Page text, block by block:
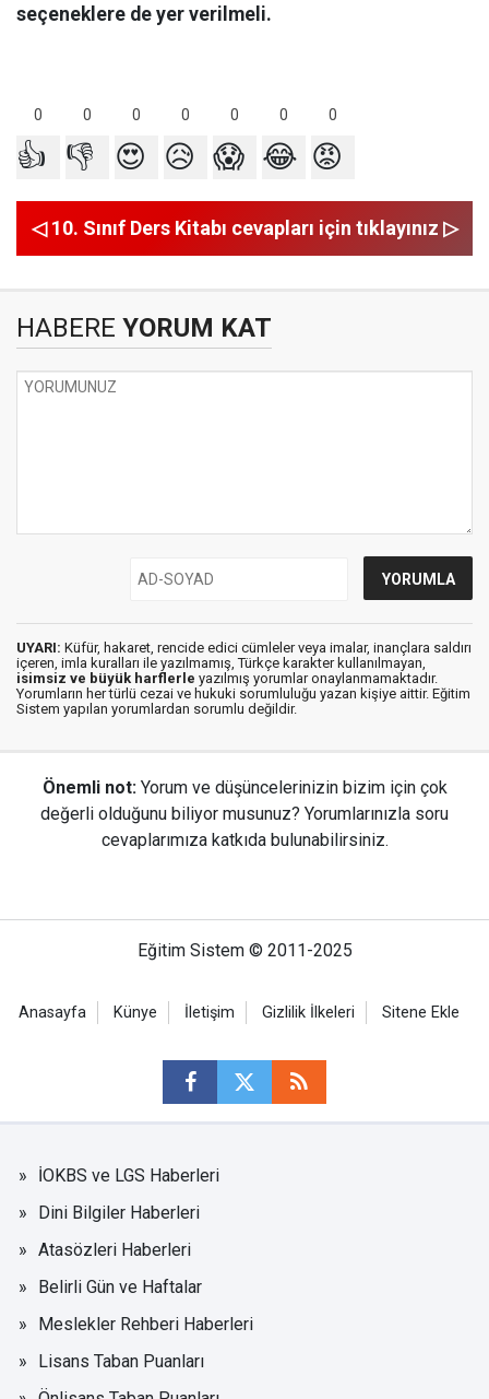
seçeneklere de yer verilmeli.
0 0 0 0 0 0 0
👍 👎 😍 😥 😱 😂 😡
◁ 10. Sınıf Ders Kitabı cevapları için tıklayınız ▷
HABERE YORUM KAT
UYARI: Küfür, hakaret, rencide edici cümleler veya imalar, inançlara saldırı
içeren, imla kuralları ile yazılmamış, Türkçe karakter kullanılmayan,
isimsiz ve büyük harflerle yazılmış yorumlar onaylanmamaktadır.
Yorumların her türlü cezai ve hukuki sorumluluğu yazan kişiye aittir. Eğitim
Sistem yapılan yorumlardan sorumlu değildir.
Önemli not: Yorum ve düşüncelerinizin bizim için çok
değerli olduğunu biliyor musunuz? Yorumlarınızla soru
cevaplarımıza katkıda bulunabilirsiniz.
Eğitim Sistem © 2011-2025
Anasayfa Künye İletişim Gizlilik İlkeleri Sitene Ekle
İOKBS ve LGS Haberleri
Dini Bilgiler Haberleri
Atasözleri Haberleri
Belirli Gün ve Haftalar
Meslekler Rehberi Haberleri
Lisans Taban Puanları